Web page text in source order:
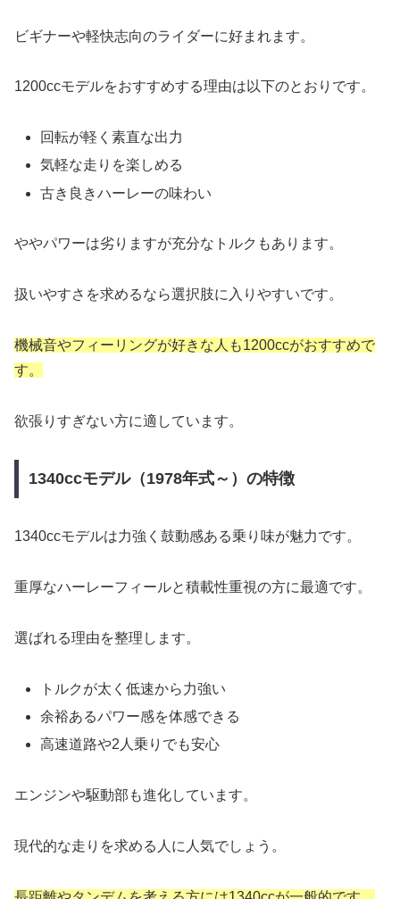
ビギナーや軽快志向のライダーに好まれます。
1200ccモデルをおすすめする理由は以下のとおりです。
回転が軽く素直な出力
気軽な走りを楽しめる
古き良きハーレーの味わい
ややパワーは劣りますが充分なトルクもあります。
扱いやすさを求めるなら選択肢に入りやすいです。
機械音やフィーリングが好きな人も1200ccがおすすめで
す。
欲張りすぎない方に適しています。
1340ccモデル（1978年式～）の特徴
1340ccモデルは力強く鼓動感ある乗り味が魅力です。
重厚なハーレーフィールと積載性重視の方に最適です。
選ばれる理由を整理します。
トルクが太く低速から力強い
余裕あるパワー感を体感できる
高速道路や2人乗りでも安心
エンジンや駆動部も進化しています。
現代的な走りを求める人に人気でしょう。